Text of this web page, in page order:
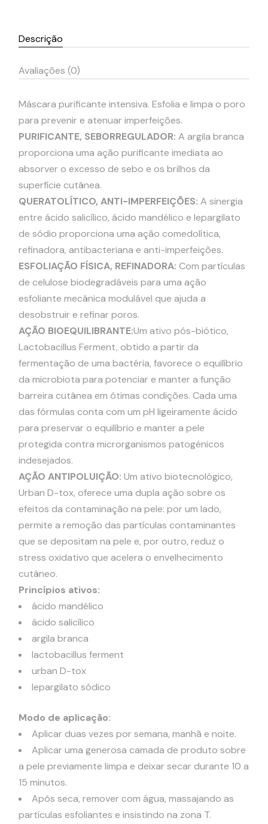
Descrição
Avaliações (0)
Máscara purificante intensiva. Esfolia e limpa o poro
para prevenir e atenuar imperfeições.
PURIFICANTE, SEBORREGULADOR: A argila branca
proporciona uma ação purificante imediata ao
absorver o excesso de sebo e os brilhos da
superfície cutânea.
QUERATOLÍTICO, ANTI-IMPERFEIÇÕES: A sinergia
entre ácido salicílico, ácido mandélico e lepargilato
de sódio proporciona uma ação comedolítica,
refinadora, antibacteriana e anti-imperfeições.
ESFOLIAÇÃO FÍSICA, REFINADORA: Com partículas
de celulose biodegradáveis para uma ação
esfoliante mecânica modulável que ajuda a
desobstruir e refinar poros.
AÇÃO BIOEQUILIBRANTE:Um ativo pós-biótico,
Lactobacillus Ferment, obtido a partir da
fermentação de uma bactéria, favorece o equilíbrio
da microbiota para potenciar e manter a função
barreira cutânea em ótimas condições. Cada uma
das fórmulas conta com um pH ligeiramente ácido
para preservar o equilíbrio e manter a pele
protegida contra microrganismos patogénicos
indesejados.
AÇÃO ANTIPOLUIÇÃO: Um ativo biotecnológico,
Urban D-tox, oferece uma dupla ação sobre os
efeitos da contaminação na pele: por um lado,
permite a remoção das partículas contaminantes
que se depositam na pele e, por outro, reduz o
stress oxidativo que acelera o envelhecimento
cutâneo.
Princípios ativos:
ácido mandélico
ácido salicílico
argila branca
lactobacillus ferment
urban D-tox
lepargilato sódico
Modo de aplicação:
Aplicar duas vezes por semana, manhã e noite.
Aplicar uma generosa camada de produto sobre
a pele previamente limpa e deixar secar durante 10 a
15 minutos.
Após seca, remover com água, massajando as
partículas esfoliantes e insistindo na zona T.